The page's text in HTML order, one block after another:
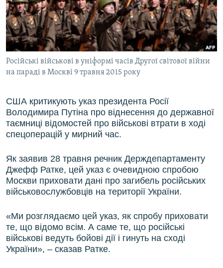
ДЕПОРТАЦІЯ
ВІДЕОУРОКИ «ELIFBE»
СВІДЧЕННЯ ОКУПАЦІЇ
УКРАЇНСЬКА ПРОБЛЕМА КРИМУ
ЯК ОБІЙТИ БЛОКУВАННЯ
Русский
Qırımtatar
Усі сайти RFE/RL
Російські військові в уніформі часів Другої світової війни
на параді в Москві 9 травня 2015 року
США критикують указ президента Росії
Володимира Путіна про віднесення до державної
таємниці відомостей про військові втрати в ході
спецоперацій у мирний час.
Як заявив 28 травня речник Держдепартаменту
Джефф Ратке, цей указ є очевидною спробою
Москви приховати дані про загибель російських
військовослужбовців на території України.
«Ми розглядаємо цей указ, як спробу приховати
те, що відомо всім. А саме те, що російські
військові ведуть бойові дії і гинуть на сході
України», – сказав Ратке.